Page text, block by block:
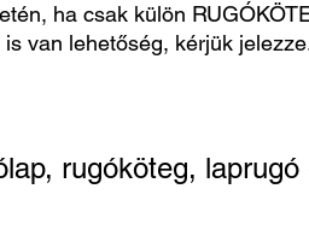
ha csak külön
van lehetőség, kérjük
rugóköteg,